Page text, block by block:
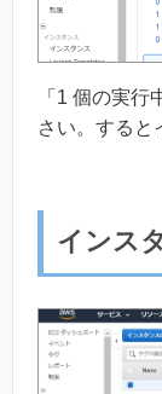
「1 個の実
さい。すると
インス